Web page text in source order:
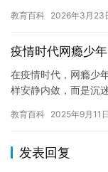
让他…
教育百科 2026年3月23
疫情时代网瘾少年
在疫情时代，网瘾少
样安静内敛，而是沉
教育百科 2025年9月11日
发表回复